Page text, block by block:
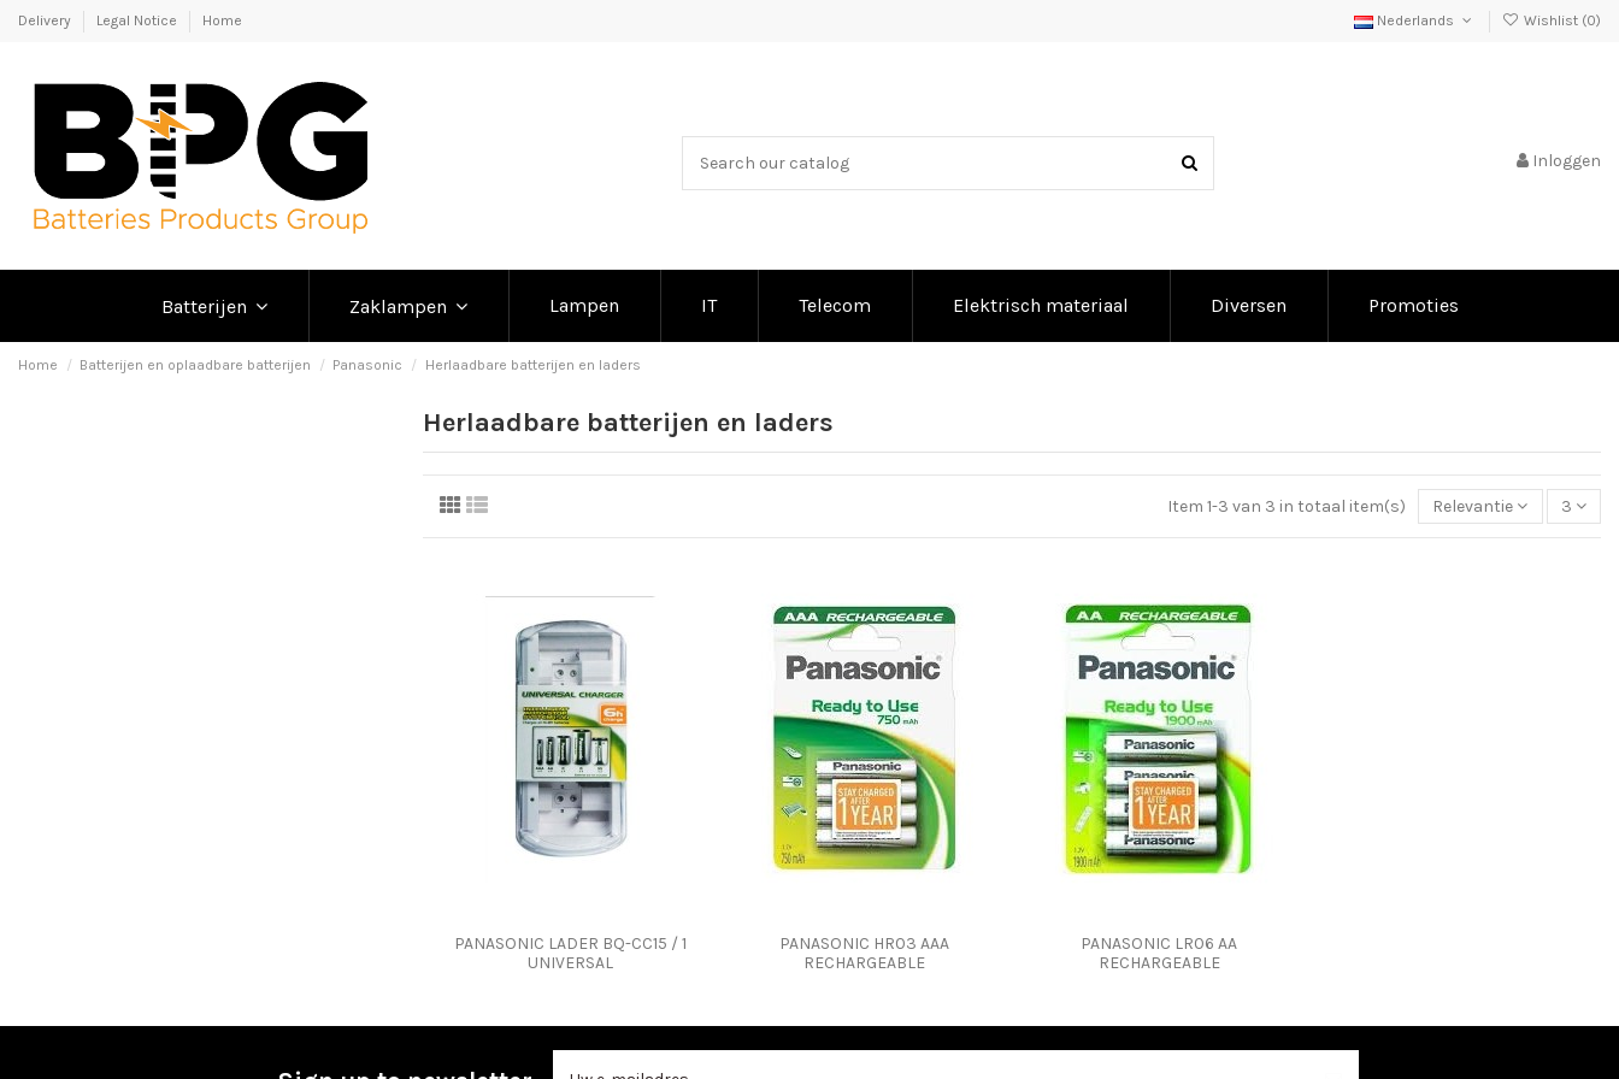
Delivery Legal Notice Home Nederlands Wishlist (0)
Inloggen
Batterijen Zaklampen Lampen IT Telecom Elektrisch materiaal Diversen Promoties
Home Batterijen en oplaadbare batterijen Panasonic Herlaadbare batterijen en laders
Herlaadbare batterijen en laders
Item 1-3 van 3 in totaal item(s) Relevantie 3
PANASONIC LADER BQ-CC15 / 1
UNIVERSAL
PANASONIC HR03 AAA
RECHARGEABLE
PANASONIC LR06 AA
RECHARGEABLE